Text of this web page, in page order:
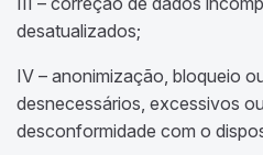
desatualizados;
IV – anonimização, bloqueio
desnecessários, excessivos
desconformidade com o